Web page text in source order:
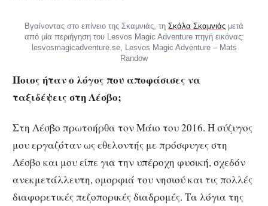
Βγαίνοντας στο επίνειο της Σκαμνιάς, τη Σκάλα Σκαμνιάς μετά
από μία περιήγηση του Lesvos Magic Adventure πηγή εικόνας:
lesvosmagicadventure.se, Lesvos Magic Adventure – Mats
Randow
Ποιος ήταν ο λόγος που αποφάσισες να
ταξιδέψεις στη Λέσβο;
Στη Λέσβο πρωτοήρθα τον Μάιο του 2016. Η σύζυγος
μου εργαζόταν ως εθελοντής με πρόσφυγες στη
Λέσβο και μου είπε για την υπέροχη φυσική, σχεδόν
ανεκμετάλλευτη, ομορφιά του νησιού και τις πολλές
διαφορετικές πεζοπορικές διαδρομές. Τα λόγια της